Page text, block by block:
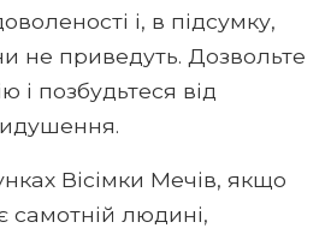
і, в підсумку,
не приведуть. Дозвольте
і позбудьтеся від
Вісімки Мечів, якщо
самотній людині,